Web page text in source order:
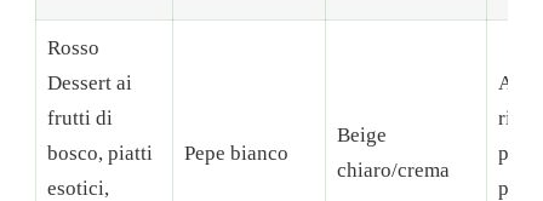
Rosso
Dessert ai
frutti di
bosco, piatti
esotici,
Pepe bianco
Beige
chiaro/crema
poi